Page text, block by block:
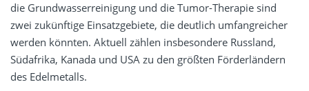
die Grundwasserreinigung und die Tumor-Therapie sind
zwei zukünftige Einsatzgebiete, die deutlich umfangreicher
werden könnten. Aktuell zählen insbesondere Russland,
Südafrika, Kanada und USA zu den größten Förderländern
des Edelmetalls.